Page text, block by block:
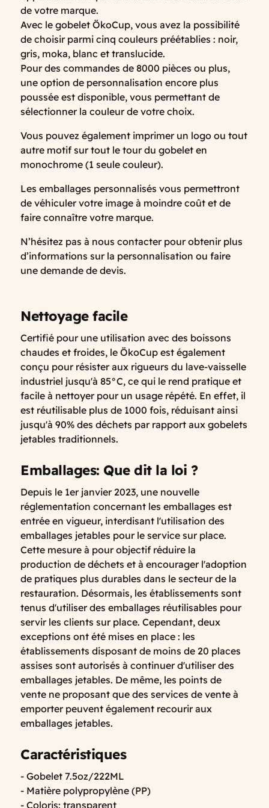
de votre marque.
Avec le gobelet ÖkoCup, vous avez la possibilité
de choisir parmi cinq couleurs préétablies : noir,
gris, moka, blanc et translucide.
Pour des commandes de 8000 pièces ou plus,
une option de personnalisation encore plus
poussée est disponible, vous permettant de
sélectionner la couleur de votre choix.
Vous pouvez également imprimer un logo ou tout
autre motif sur tout le tour du gobelet en
monochrome (1 seule couleur).
Les emballages personnalisés vous permettront
de véhiculer votre image à moindre coût et de
faire connaître votre marque.
N’hésitez pas à nous contacter pour obtenir plus
d’informations sur la personnalisation ou faire
une demande de devis.
Nettoyage facile
Certifié pour une utilisation avec des boissons
chaudes et froides, le ÖkoCup est également
conçu pour résister aux rigueurs du lave-vaisselle
industriel jusqu'à 85°C, ce qui le rend pratique et
facile à nettoyer pour un usage répété. En effet, il
est réutilisable plus de 1000 fois, réduisant ainsi
jusqu'à 90% des déchets par rapport aux gobelets
jetables traditionnels.
Emballages: Que dit la loi ?
Depuis le 1er janvier 2023, une nouvelle
réglementation concernant les emballages est
entrée en vigueur, interdisant l'utilisation des
emballages jetables pour le service sur place.
Cette mesure à pour objectif réduire la
production de déchets et à encourager l'adoption
de pratiques plus durables dans le secteur de la
restauration. Désormais, les établissements sont
tenus d'utiliser des emballages réutilisables pour
servir les clients sur place. Cependant, deux
exceptions ont été mises en place : les
établissements disposant de moins de 20 places
assises sont autorisés à continuer d'utiliser des
emballages jetables. De même, les points de
vente ne proposant que des services de vente à
emporter peuvent également recourir aux
emballages jetables.
Caractéristiques
- Gobelet 7.5oz/222ML
- Matière polypropylène (PP)
- Coloris: transparent